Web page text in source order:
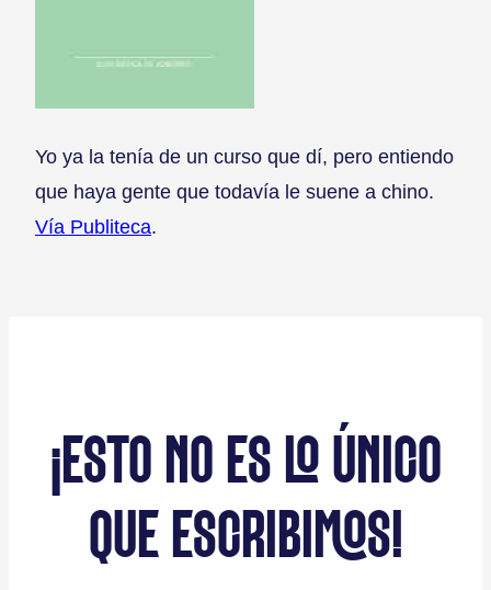
Yo ya la tenía de un curso que dí, pero entiendo
que haya gente que todavía le suene a chino.
Vía Publiteca.
¡ESTO NO ES LO ÚNICO
QUE ESCRIBIMOS!